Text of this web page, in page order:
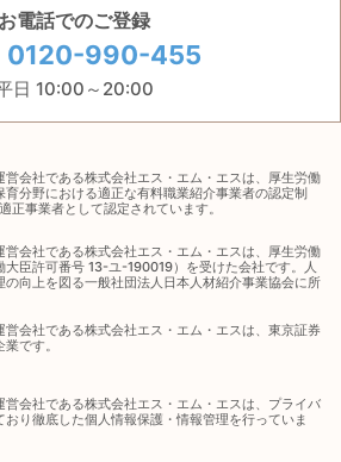
お電話でのご登録
0120-990-455
日 10:00～20:00
営会社である株式会社エス・エム・エスは、厚生労働
育分野における適正な有料職業紹介事業者の認定制
正事業者として認定されています。
営会社である株式会社エス・エム・エスは、厚生労働
大臣許可番号 13-ユ-190019）を受けた会社です。人
の向上を図る一般社団法人日本人材紹介事業協会に所
営会社である株式会社エス・エム・エスは、東京証券
です。
営会社である株式会社エス・エム・エスは、プライバ
おり徹底した個人情報保護・情報管理を行っていま